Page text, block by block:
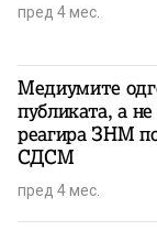
пред 4 мес.
Медиумите
публиката, а
реагира ЗНМ
СДСМ
пред 4 мес.